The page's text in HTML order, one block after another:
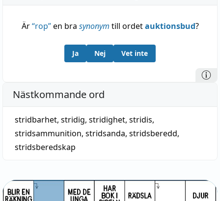
Är“rop”en bra synonym till ordetauktionsbud?
Ja Nej Vet inte
Nästkommande ord
stridbarhet, stridig, stridighet, stridis,
stridsammunition, stridsanda, stridsberedd,
stridsberedskap